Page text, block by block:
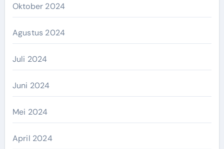
Oktober 2024
Agustus 2024
Juli 2024
Juni 2024
Mei 2024
April 2024